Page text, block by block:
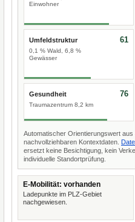
Einwohner
Umfeldstruktur
0,1 % Wald, 6,8 %
Gewässer
61
Gesundheit
Traumazentrum 8,2 km
76
Automatischer Orientierungswert aus
nachvollziehbaren Kontextdaten.
ersetzt keine Besichtigung, kein
individuelle Standortprüfung.
E-Mobilität: vorhanden
Ladepunkte im PLZ-Gebiet
nachgewiesen.